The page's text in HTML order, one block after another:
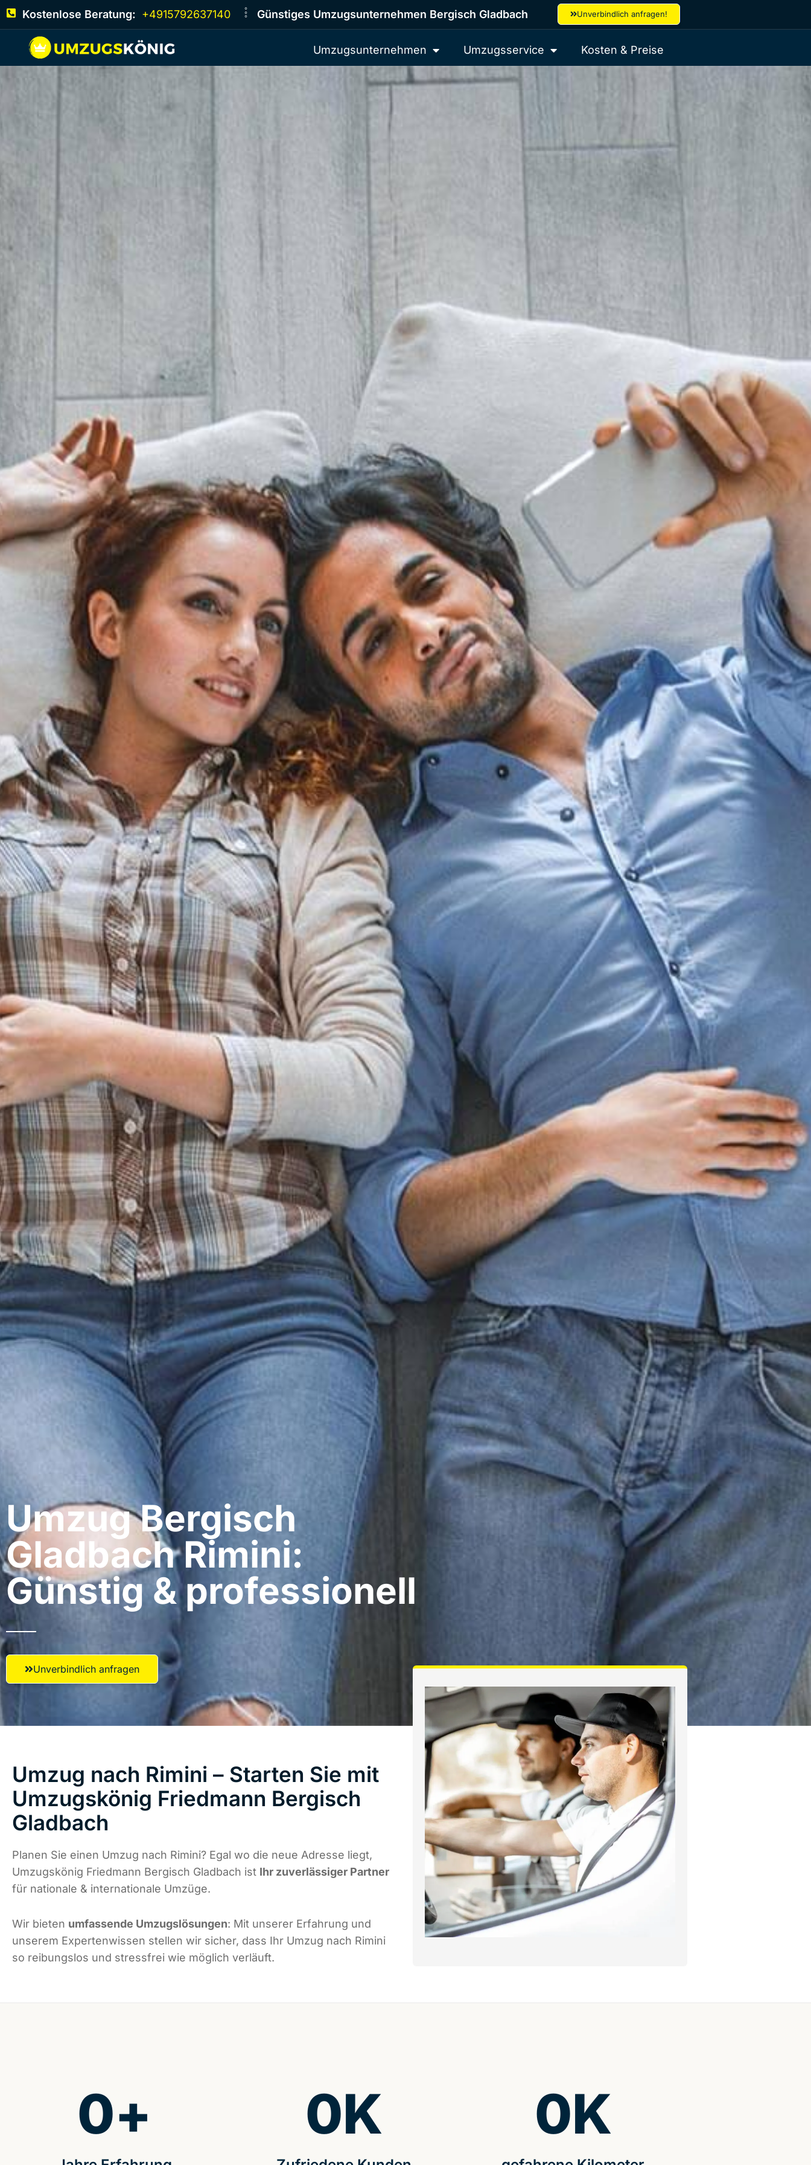
Kostenlose Beratung: +4915792637140 Günstiges Umzugsunternehmen Bergisch Gladbach Unverbindlich anfragen!
Umzugsunternehmen Umzugsservice Kosten & Preise
Umzug Bergisch
Gladbach​ Rimini:
Günstig & professionell​
Unverbindlich anfragen
Umzug nach Rimini – Starten Sie mit
Umzugskönig Friedmann Bergisch
Gladbach
Planen Sie einen Umzug nach Rimini? Egal wo die neue Adresse liegt,
Umzugskönig Friedmann Bergisch Gladbach ist Ihr zuverlässiger Partner
für nationale & internationale Umzüge.
Wir bieten umfassende Umzugslösungen: Mit unserer Erfahrung und
unserem Expertenwissen stellen wir sicher, dass Ihr Umzug nach Rimini
so reibungslos und stressfrei wie möglich verläuft.
0+ 0K 0K